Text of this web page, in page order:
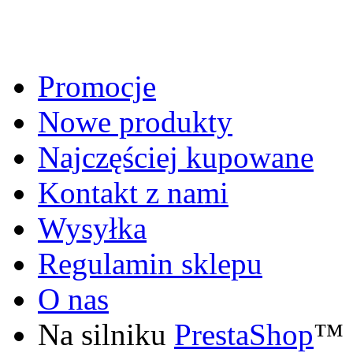
Promocje
Nowe produkty
Najczęściej kupowane
Kontakt z nami
Wysyłka
Regulamin sklepu
O nas
Na silniku PrestaShop™